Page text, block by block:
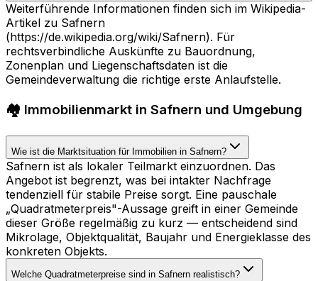
Weiterführende Informationen finden sich im Wikipedia-
Artikel zu Safnern
(https://de.wikipedia.org/wiki/Safnern). Für
rechtsverbindliche Auskünfte zu Bauordnung,
Zonenplan und Liegenschaftsdaten ist die
Gemeindeverwaltung die richtige erste Anlaufstelle.
🏘️ Immobilienmarkt in Safnern und Umgebung
Wie ist die Marktsituation für Immobilien in Safnern?
Safnern ist als lokaler Teilmarkt einzuordnen. Das
Angebot ist begrenzt, was bei intakter Nachfrage
tendenziell für stabile Preise sorgt. Eine pauschale
„Quadratmeterpreis"-Aussage greift in einer Gemeinde
dieser Größe regelmäßig zu kurz — entscheidend sind
Mikrolage, Objektqualität, Baujahr und Energieklasse des
konkreten Objekts.
Welche Quadratmeterpreise sind in Safnern realistisch?